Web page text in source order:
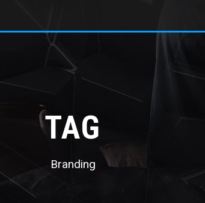
TAG
Branding